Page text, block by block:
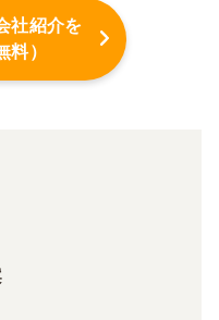
社紹介を
料）